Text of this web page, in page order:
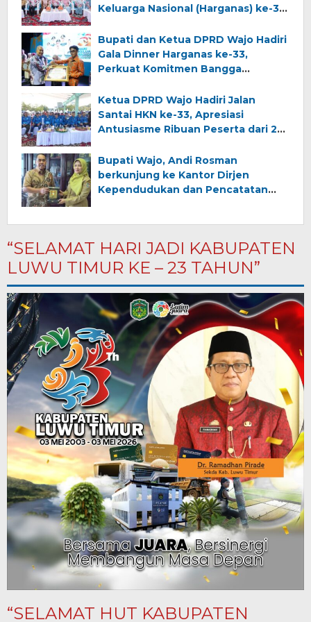
Keluarga Nasional (Harganas) ke-33
Bupati dan Ketua DPRD Wajo Hadiri
Gala Dinner Harganas ke-33,
Perkuat Komitmen Bangga
Ketua DPRD Wajo Hadiri Jalan
Santai HKN ke-33, Apresiasi
Antusiasme Ribuan Peserta dari 24
Bupati Wajo, Andi Rosman
berkunjung ke Kantor Dirjen
Kependudukan dan Pencatatan
“SELAMAT HARI JADI KABUPATEN
LUWU TIMUR KE – 23 TAHUN”
“SELAMAT HUT KABUPATEN